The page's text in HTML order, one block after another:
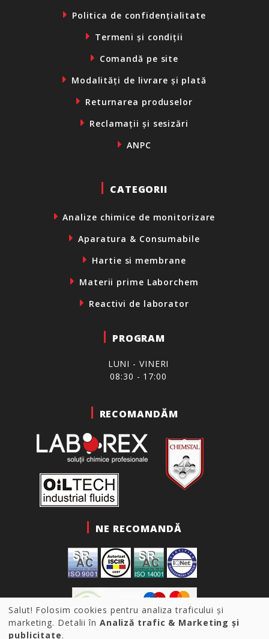
Politica de confidențialitate
Termeni și condiții
Comandă pe site
Modalități de livrare și plată
Returnarea produselor
Reclamații și sesizări
ANPC
CATEGORII
Analize chimice de monitorizare
Aparatura & Consumabile
Hartie si membrane
Materii prime Laborchem
Reactivi de laborator
PROGRAM
LUNI - VINERI
08:30 - 17:00
RECOMANDĂM
NE RECOMANDĂ
Salut! Folosim cookies pentru analiza traficului și
marketing. Detalii în Analiză trafic & Marketing și
publicitate.